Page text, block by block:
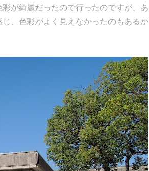
が綺麗だったので行ったのですが、あ
、色彩がよく見えなかったのもあるか